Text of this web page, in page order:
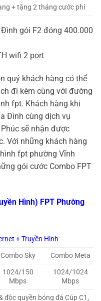
+ tặng 2 tháng cước phí
gói F2 đóng 400.000
wifi 2 port
quý khách hàng có thể
đi kèm cùng với đường
fpt. Khách hàng khi
Đình cùng dịch vụ
sẽ nhận được
Với những khách hàng
fpt phường Vĩnh
gói cước Combo FPT
Hình) FPT Phường
+ Truyền Hình
Combo Sky
Combo Meta
1024/150
Mbps
1024/1024
Mbps
độc quyền bóng đá Cúp C1,